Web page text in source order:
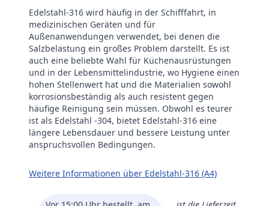
Edelstahl-316 wird häufig in der Schifffahrt, in
medizinischen Geräten und für
Außenanwendungen verwendet, bei denen die
Salzbelastung ein großes Problem darstellt. Es ist
auch eine beliebte Wahl für Küchenausrüstungen
und in der Lebensmittelindustrie, wo Hygiene einen
hohen Stellenwert hat und die Materialien sowohl
korrosionsbeständig als auch resistent gegen
häufige Reinigung sein müssen. Obwohl es teurer
ist als Edelstahl -304, bietet Edelstahl-316 eine
längere Lebensdauer und bessere Leistung unter
anspruchsvollen Bedingungen.
Weitere Informationen über Edelstahl-316 (A4)